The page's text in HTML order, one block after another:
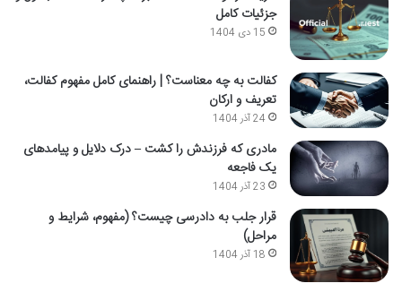
جزئیات کامل
15 دی 1404
کفالت به چه معناست؟ | راهنمای کامل مفهوم کفالت،
تعریف و ارکان
24 آذر 1404
مادری که فرزندش را کشت – درک دلایل و پیامدهای
یک فاجعه
23 آذر 1404
قرار جلب به دادرسی چیست؟ (مفهوم، شرایط و
مراحل)
18 آذر 1404